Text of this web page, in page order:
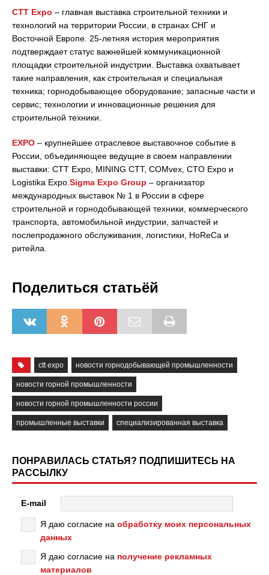
СТТ Expo – главная выставка строительной техники и
технологий на территории России, в странах СНГ и
Восточной Европе. 25-летняя история мероприятия
подтверждает статус важнейшей коммуникационной
площадки строительной индустрии. Выставка охватывает
такие направления, как строительная и специальная
техника; горнодобывающее оборудование; запасные части и
сервис; технологии и инновационные решения для
строительной техники.
EXPO – крупнейшее отраслевое выставочное событие в
России, объединяющее ведущие в своем направлении
выставки: CTT Expo, MINING CTT, COMvex, CTO Expo и
Logistika Expo. Sigma Expo Group – организатор
международных выставок № 1 в России в сфере
строительной и горнодобывающей техники, коммерческого
транспорта, автомобильной индустрии, запчастей и
послепродажного обслуживания, логистики, HoReCa и
ритейла.
Поделиться статьёй
ctt expo новости горнодобывающей промышленности
новости горной промышленности
новости горной промышленности россии
промышленные выставки специализированная выставка
ПОНРАВИЛАСЬ СТАТЬЯ? ПОДПИШИТЕСЬ НА
РАССЫЛКУ
E-mail
Я даю согласие на обработку моих персональных
данных
Я даю согласие на получение рекламных
материалов